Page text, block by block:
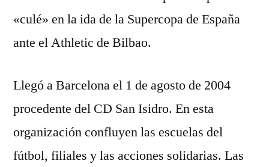
«culé» en la ida de la Supercopa de España
ante el Athletic de Bilbao.
Llegó a Barcelona el 1 de agosto de 2004
procedente del CD San Isidro. En esta
organización confluyen las escuelas del
fútbol, filiales y las acciones solidarias. Las